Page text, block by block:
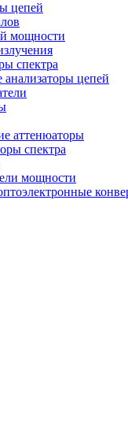
цепей
мощности
спектра
цепей
аттенюаторы
спектра
мощности